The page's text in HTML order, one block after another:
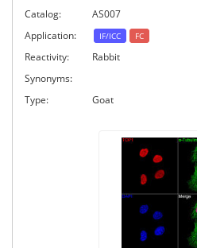
Catalog:
AS007
Application:
IF/ICC FC
Reactivity:
Rabbit
Synonyms:
Type:
Goat